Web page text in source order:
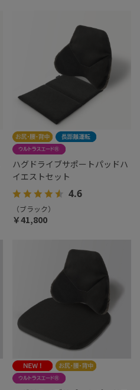
ハグドライブサポートパッドハ
イエストセット
4.6
（ブラック）
￥41,800